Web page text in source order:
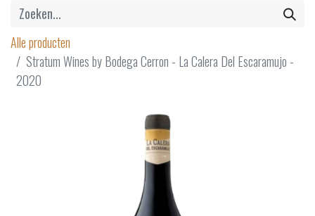
Alle producten
Stratum Wines by Bodega Cerron - La Calera Del Escaramujo -
2020